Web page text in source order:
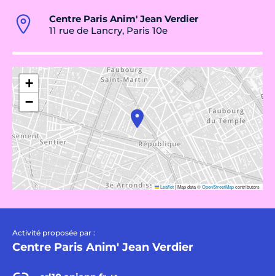
Centre Paris Anim' Jean Verdier
11 rue de Lancry, Paris 10e
+
−
Leaflet|Map data ©OpenStreetMapcontributors
Activité proposée par :
Centre Paris Anim' Jean Verdier